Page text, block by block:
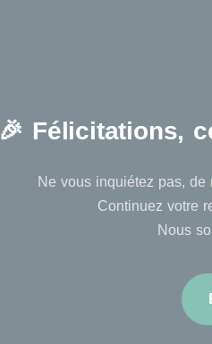
🎉 Félicitations,
Ne vous inquiétez pas,
Continuez votre
Nous